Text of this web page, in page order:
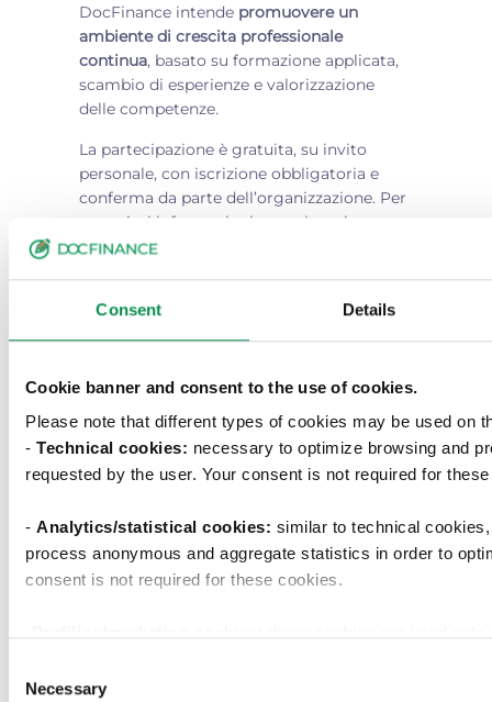
Consent Details
Cookie banner and consent to the use of cookies.
Please note that different types of cookies may be used on
- Technical cookies: necessary to optimize browsing and
requested by the user. Your consent is not required for
- Analytics/statistical cookies: similar to technical
process anonymous and aggregate statistics in order to
consent is not required for these cookies.
your preferences. We ask you to choose how profiling
Selection
Necessary
DocFinance intende promuovere un
ambiente di crescita professionale
continua, basato su formazione applicata,
scambio di esperienze e valorizzazione
delle competenze.
La partecipazione è gratuita, su invito
personale, con iscrizione obbligatoria e
conferma da parte dell’organizzazione. Per
maggiori informazioni consultare la
pagina dell'evento
Buona lettura